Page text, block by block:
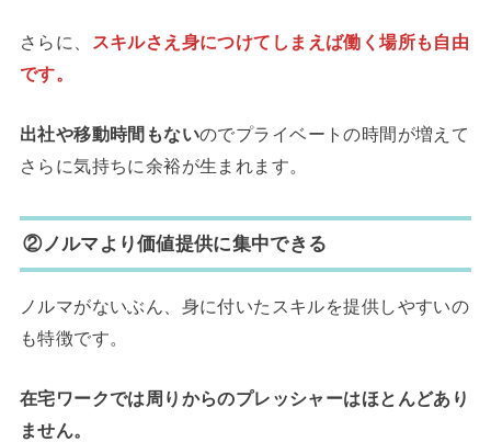
さらに、
スキルさえ身につけてしまえば働く場所も自由
です。
出社や移動時間もないのでプライベートの時間が増えて
さらに気持ちに余裕が生まれます。
②ノルマより価値提供に集中できる
ノルマがないぶん、身に付いたスキルを提供しやすいの
も特徴です。
在宅ワークでは周りからのプレッシャーはほとんどあり
ません。